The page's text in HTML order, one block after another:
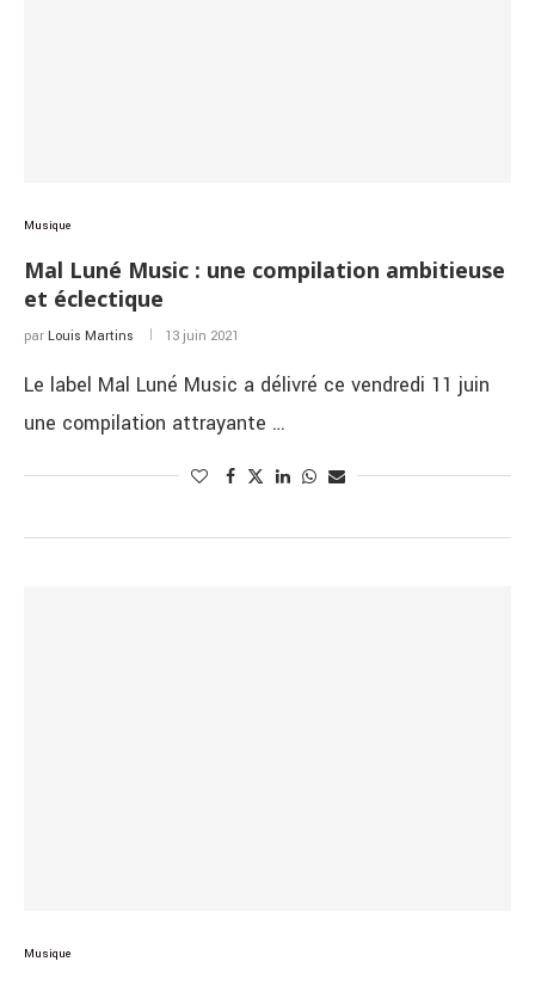
Musique
Mal Luné Music : une compilation ambitieuse
et éclectique
par Louis Martins 13 juin 2021
Le label Mal Luné Music a délivré ce vendredi 11 juin
une compilation attrayante …
Musique